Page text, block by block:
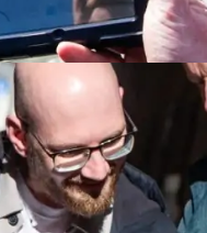
lunch vooraf of een
Er bestaat